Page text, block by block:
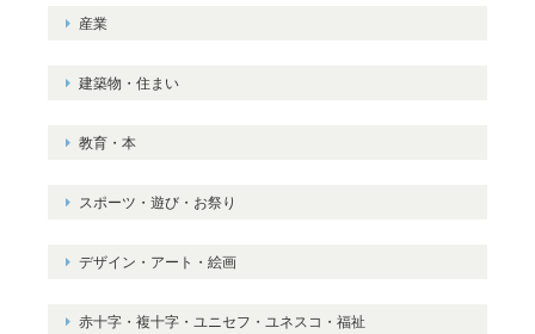
産業
建築物・住まい
教育・本
スポーツ・遊び・お祭り
デザイン・アート・絵画
赤十字・複十字・ユニセフ・ユネスコ・福祉